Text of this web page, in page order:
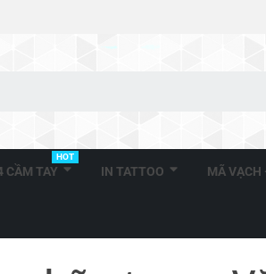
CẦM TAY
HOT
IN TATTOO MÃ VẠCH